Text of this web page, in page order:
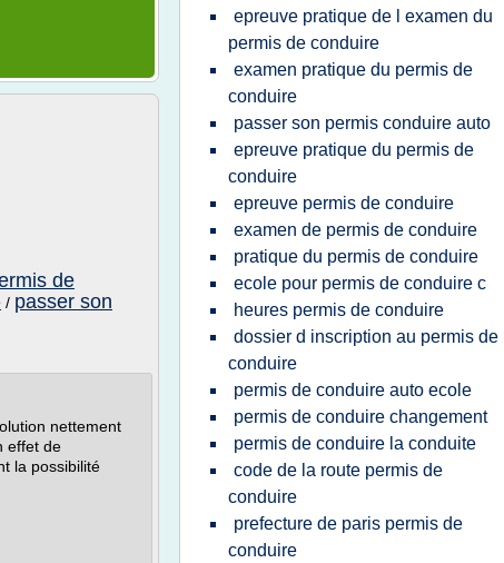
de
/ passer son
nettement
effet de
la possibilité
epreuve pratique de l examen du
permis de conduire
examen pratique du permis de
conduire
passer son permis conduire auto
epreuve pratique du permis de
conduire
epreuve permis de conduire
examen de permis de conduire
pratique du permis de conduire
ecole pour permis de conduire c
heures permis de conduire
dossier d inscription au permis de
conduire
permis de conduire auto ecole
permis de conduire changement
permis de conduire la conduite
code de la route permis de
conduire
prefecture de paris permis de
conduire